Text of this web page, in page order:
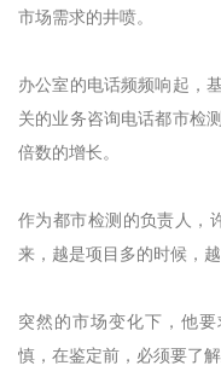
市场需求的井喷。
办公室的电话频频响起，
关的业务咨询电话都市检
倍数的增长。
作为都市检测的负责人，
来，越是项目多的时候，
突然的市场变化下，他
慎，在鉴定前，必须要了